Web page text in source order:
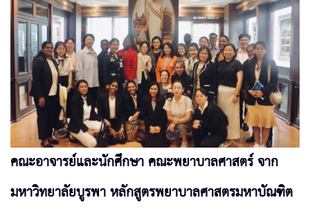
คณะอาจารย์และนักศึกษา คณะพยาบาลศาสตร์ จาก
มหาวิทยาลัยบูรพา หลักสูตรพยาบาลศาสตรมหาบัณฑิต